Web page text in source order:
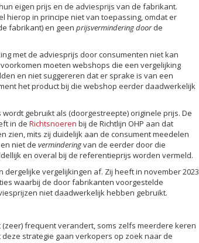
eigen prijs en de adviesprijs van de fabrikant.
hierop in principe niet van toepassing, omdat er
fabrikant) en geen prijsvermindering doorde
met de adviesprijs door consumenten niet kan
moeten webshops die een vergelijking
en niet suggereren dat er sprake is van een
het product bij die webshop eerder daadwerkelijk
gebruikt als (doorgestreepte) originele prijs. De
in de Richtsnoeren bij de Richtlijn OHP aan dat
zien, mits zij duidelijk aan de consument meedelen
niet de verminderingvan de eerder door die
en overal bij de referentieprijs worden vermeld.
dergelijke vergelijkingen af. Zij heeft in november 2023
waarbij de door fabrikanten voorgestelde
niet daadwerkelijk hebben gebruikt.
frequent verandert, soms zelfs meerdere keren
strategie gaan verkopers op zoek naar de